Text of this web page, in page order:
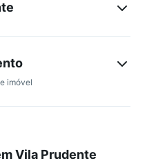
imóvel
Vila Prudente